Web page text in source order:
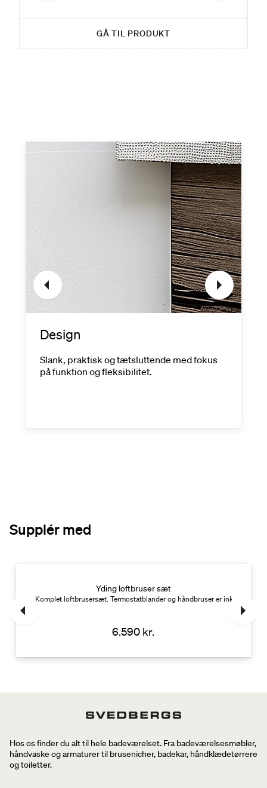
GÅ TIL PRODUKT
Design
Slank, praktisk og tætsluttende med fokus
på funktion og fleksibilitet.
Supplér med
Yding loftbruser sæt
Komplet loftbrusersæt. Termostatblander og håndbruser er inkluderet
6.590 kr.
Hos os finder du alt til hele badeværelset. Fra badeværelsesmøbler,
håndvaske og armaturer til brusenicher, badekar, håndklædetørrere
og toiletter.